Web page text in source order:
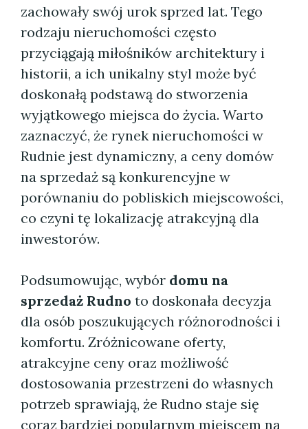
zachowały swój urok sprzed lat. Tego
rodzaju nieruchomości często
przyciągają miłośników architektury i
historii, a ich unikalny styl może być
doskonałą podstawą do stworzenia
wyjątkowego miejsca do życia. Warto
zaznaczyć, że rynek nieruchomości w
Rudnie jest dynamiczny, a ceny domów
na sprzedaż są konkurencyjne w
porównaniu do pobliskich miejscowości,
co czyni tę lokalizację atrakcyjną dla
inwestorów.
Podsumowując, wybór domu na
sprzedaż Rudno to doskonała decyzja
dla osób poszukujących różnorodności i
komfortu. Zróżnicowane oferty,
atrakcyjne ceny oraz możliwość
dostosowania przestrzeni do własnych
potrzeb sprawiają, że Rudno staje się
coraz bardziej popularnym miejscem na